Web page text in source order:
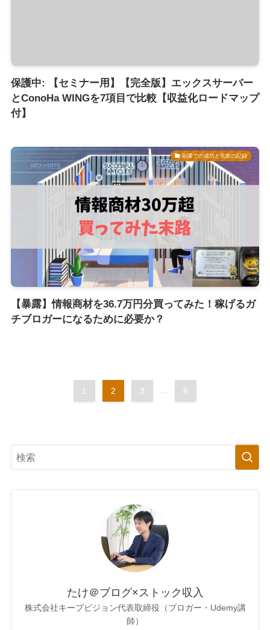
保護中: 【セミナー用】【完全版】エックスサーバー
とConoHa WINGを7項目で比較【収益化ロードマップ
付】
副業での成功と失敗の記録
【暴露】情報商材を36.7万円分買ってみた！稼げるガ
チブロガーになるために必要か？
1 2 3 ... 6
たけ＠ブログ×ストック収入
株式会社キープビジョン代表取締役（ブロガー・Udemy講
師）